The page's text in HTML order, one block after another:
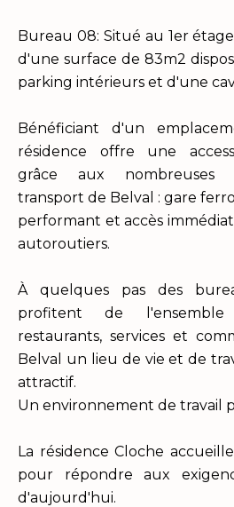
Bureau 08: Situé au 1er
d'une surface de 83m2
parking intérieurs et d'une
Bénéficiant d'un
résidence offre une
grâce aux nombreuses
transport de Belval : gare
performant et accès
autoroutiers.
À quelques pas des
profitent de l'ensemble
restaurants, services et
Belval un lieu de vie et de
attractif.
Un environnement de travail
La résidence Cloche
pour répondre aux
d'aujourd'hui.